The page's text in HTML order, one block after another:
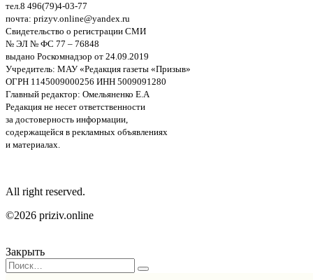
тел.8 496(79)4-03-77
почта: prizyv.online@yandex.ru
Свидетельство о регистрации СМИ
№ ЭЛ № ФС 77 – 76848
выдано Роскомнадзор от 24.09.2019
Учредитель: МАУ «Редакция газеты «Призыв»
ОГРН 1145009000256 ИНН 5009091280
Главный редактор: Омельяненко Е.А
Редакция не несет ответственности
за достоверность информации,
содержащейся в рекламных объявлениях
и материалах.
All right reserved.
©2026 priziv.online
Закрыть